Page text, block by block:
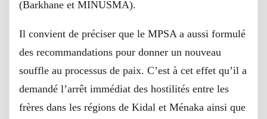
(Barkhane et MINUSMA).
Il convient de préciser que le MPSA a aussi formulé
des recommandations pour donner un nouveau
souffle au processus de paix. C’est à cet effet qu’il a
demandé l’arrêt immédiat des hostilités entre les
frères dans les régions de Kidal et Ménaka ainsi que